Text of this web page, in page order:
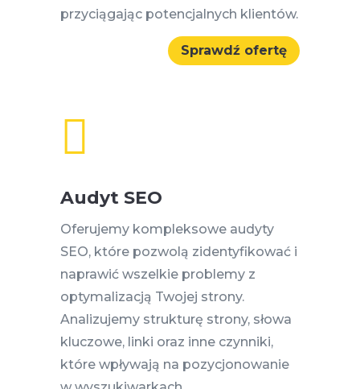
przyciągając potencjalnych klientów.
Sprawdź ofertę

Audyt SEO
Oferujemy kompleksowe audyty
SEO, które pozwolą zidentyfikować i
naprawić wszelkie problemy z
optymalizacją Twojej strony.
Analizujemy strukturę strony, słowa
kluczowe, linki oraz inne czynniki,
które wpływają na pozycjonowanie